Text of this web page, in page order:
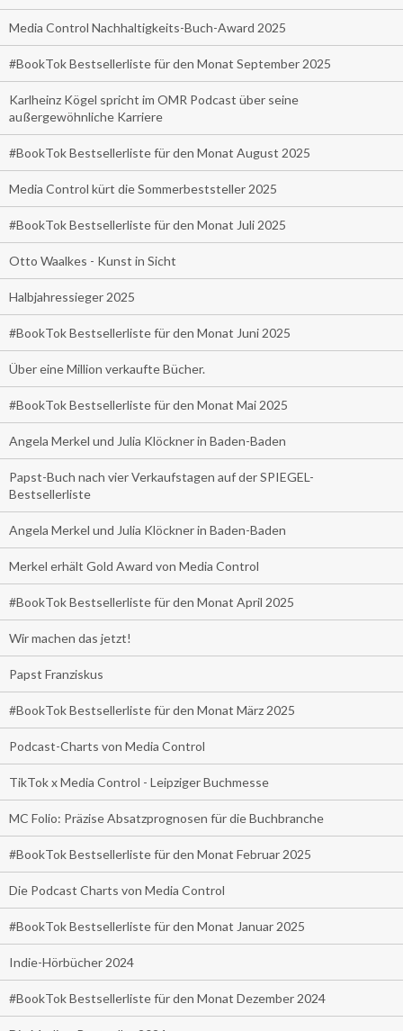
Media Control Nachhaltigkeits-Buch-Award 2025
#BookTok Bestsellerliste für den Monat September 2025
Karlheinz Kögel spricht im OMR Podcast über seine
außergewöhnliche Karriere
#BookTok Bestsellerliste für den Monat August 2025
Media Control kürt die Sommerbeststeller 2025
#BookTok Bestsellerliste für den Monat Juli 2025
Otto Waalkes - Kunst in Sicht
Halbjahressieger 2025
#BookTok Bestsellerliste für den Monat Juni 2025
Über eine Million verkaufte Bücher.
#BookTok Bestsellerliste für den Monat Mai 2025
Angela Merkel und Julia Klöckner in Baden-Baden
Papst-Buch nach vier Verkaufstagen auf der SPIEGEL-
Bestsellerliste
Angela Merkel und Julia Klöckner in Baden-Baden
Merkel erhält Gold Award von Media Control
#BookTok Bestsellerliste für den Monat April 2025
Wir machen das jetzt!
Papst Franziskus
#BookTok Bestsellerliste für den Monat März 2025
Podcast-Charts von Media Control
TikTok x Media Control - Leipziger Buchmesse
MC Folio: Präzise Absatzprognosen für die Buchbranche
#BookTok Bestsellerliste für den Monat Februar 2025
Die Podcast Charts von Media Control
#BookTok Bestsellerliste für den Monat Januar 2025
Indie-Hörbücher 2024
#BookTok Bestsellerliste für den Monat Dezember 2024